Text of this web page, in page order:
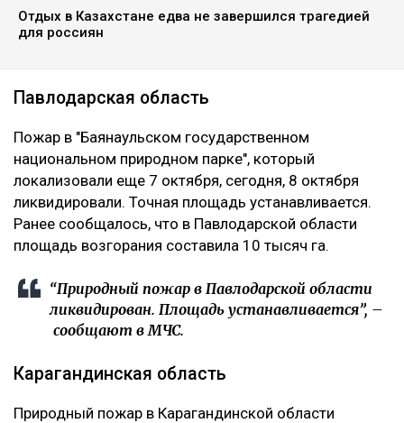
Отдых в Казахстане едва не завершился трагедией
для россиян
Павлодарская область
Пожар в "Баянаульском государственном
национальном природном парке", который
локализовали еще 7 октября, сегодня, 8 октября
ликвидировали. Точная площадь устанавливается.
Ранее сообщалось, что в Павлодарской области
площадь возгорания составила 10 тысяч га.
“Природный пожар в Павлодарской области
ликвидирован. Площадь устанавливается”, –
сообщают в МЧС.
Карагандинская область
Природный пожар в Карагандинской области